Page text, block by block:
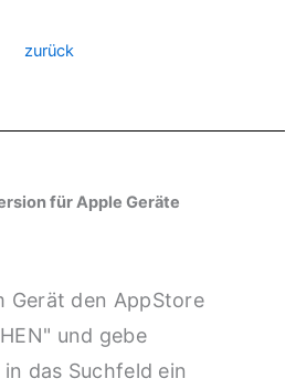
zurück
für Apple Geräte
Gerät den AppStore
und gebe
das Suchfeld ein